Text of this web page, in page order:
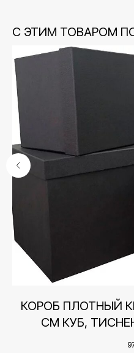
С ЭТИМ ТОВАРОМ
КОРОБ ПЛОТНЫЙ
СМ КУБ,
Контакты
+7 (495) 005-03-